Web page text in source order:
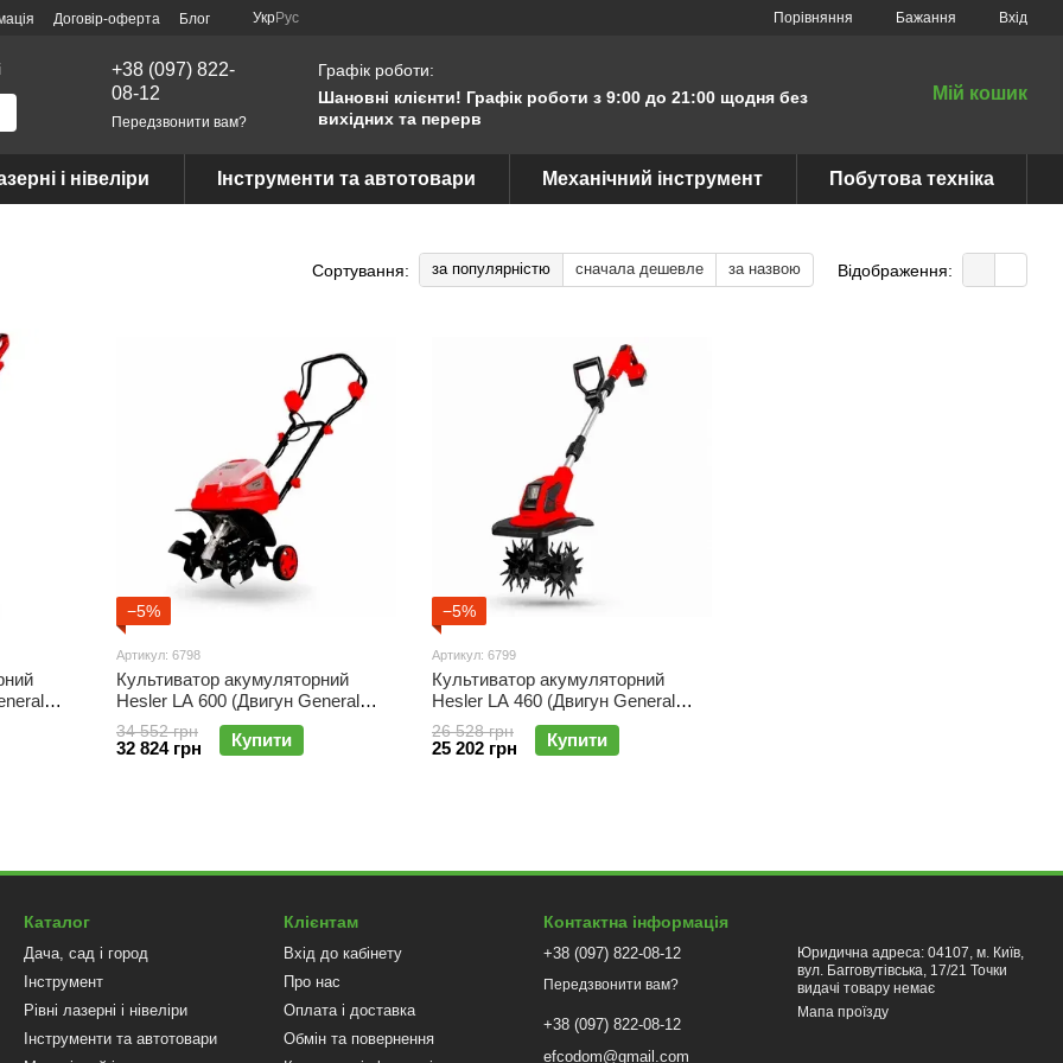
Договір-оферта Блог УкрРус Порівняння Бажання Вхід
+38 (097) 822-
08-12
Передзвонити вам?
Графік роботи:
Шановні клієнти! Графік роботи з 9:00 до 21:00 щодня без
вихідних та перерв
Мій кошик
і нівеліри Інструменти та автотовари Механічний інструмент Побутова техніка
Сортування: за популярністю сначала дешевле за назвою Відображення:
64
−5%
Артикул: 6798
Культиватор акумуляторний
Hesler LA 600 (Двигун General
Motors) Germany, Гарантія 64
місяці!
34 552 грн
32 824 грн Купити
−5%
Артикул: 6799
Культиватор акумуляторний
Hesler LA 460 (Двигун General
Motors) Germany, Гарантія 64
місяці!
26 528 грн
25 202 грн Купити
Каталог
Дача, сад і город
Інструмент
Рівні лазерні і нівеліри
Інструменти та автотовари
Клієнтам
Вхід до кабінету
Про нас
Оплата і доставка
Обмін та повернення
Контактна інформація
+38 (097) 822-08-12
Передзвонити вам?
+38 (097) 822-08-12
efcodom@gmail.com
Юридична адреса: 04107, м. Київ,
вул. Багговутівська, 17/21 Точки
видачі товару немає
Мапа проїзду